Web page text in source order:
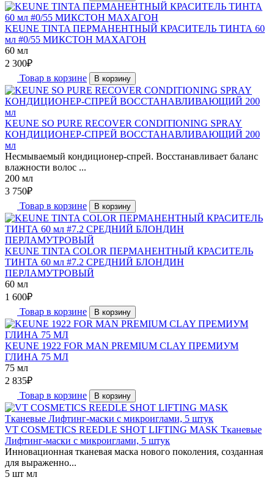
KEUNE TINTA ПЕРМАНЕНТНЫЙ КРАСИТЕЛЬ ТИНТА 60
мл #0/55 МИКСТОН МАХАГОН
60 мл
2 300₽
Товар в корзине
В корзину
KEUNE SO PURE RECOVER CONDITIONING SPRAY
КОНДИЦИОНЕР-СПРЕЙ ВОССТАНАВЛИВАЮЩИЙ 200
мл
Несмываемый кондиционер-спрей. Восстанавливает баланс
влажности волос ...
200 мл
3 750₽
Товар в корзине
В корзину
KEUNE TINTA COLOR ПЕРМАНЕНТНЫЙ КРАСИТЕЛЬ
ТИНТА 60 мл #7.2 СРЕДНИЙ БЛОНДИН
ПЕРЛАМУТРОВЫЙ
60 мл
1 600₽
Товар в корзине
В корзину
KEUNE 1922 FOR MAN PREMIUM CLAY ПРЕМИУМ
ГЛИНА 75 МЛ
75 мл
2 835₽
Товар в корзине
В корзину
VT COSMETICS REEDLE SHOT LIFTING MASK Тканевые
Лифтинг-маски с микроиглами, 5 штук
Инновационная тканевая маска нового поколения, созданная
для выраженно...
5 шт мл